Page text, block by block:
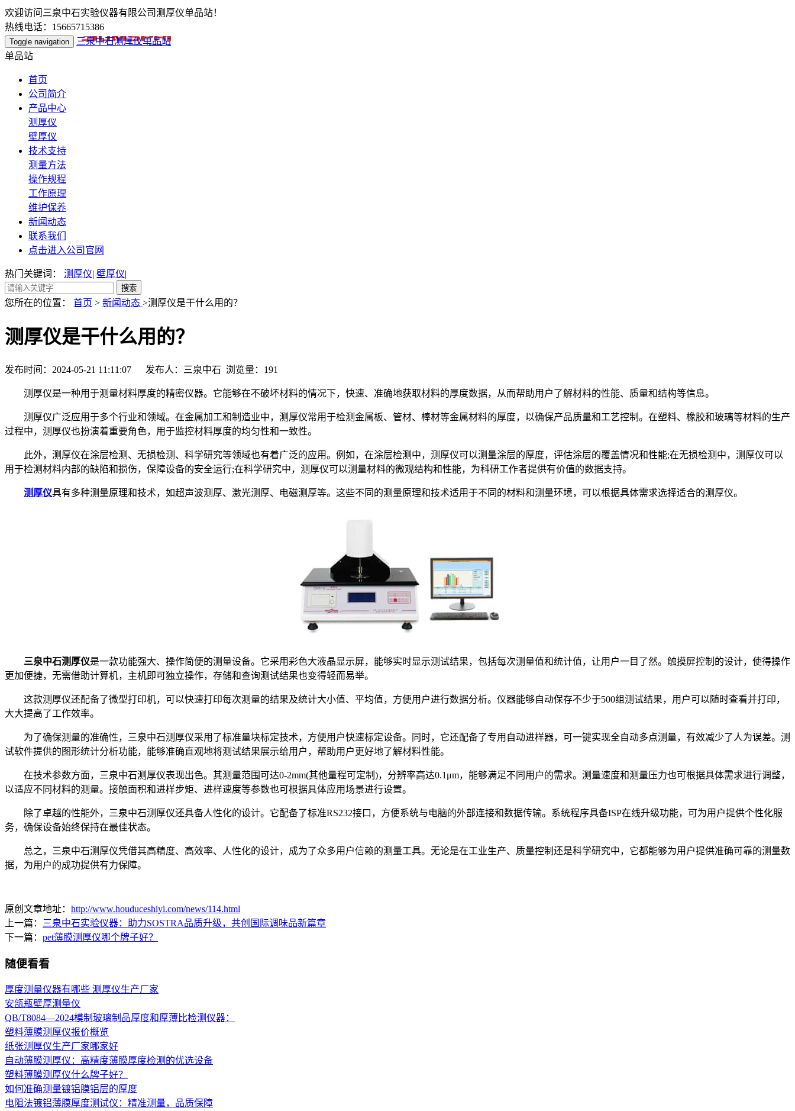
欢迎访问三泉中石实验仪器有限公司测厚仪单品站！
热线电话：15665715386
Toggle navigation
三泉中石测厚仪单品站
单品站
首页
公司简介
产品中心
测厚仪
壁厚仪
技术支持
测量方法
操作规程
工作原理
维护保养
新闻动态
联系我们
点击进入公司官网
热门关键词： 测厚仪| 壁厚仪|
您所在的位置： 首页 > 新闻动态 >测厚仪是干什么用的？
测厚仪是干什么用的？
发布时间：2024-05-21 11:11:07 发布人：三泉中石 浏览量： 191
测厚仪是一种用于测量材料厚度的精密仪器。它能够在不破坏材料的情况下，快速、准确地获取材料的厚度数据，从而帮助用户了解材料的性能、质量和结构等信息。
测厚仪广泛应用于多个行业和领域。在金属加工和制造业中，测厚仪常用于检测金属板、管材、棒材等金属材料的厚度，以确保产品质量和工艺控制。在塑料、橡胶和玻璃等材料的生产
过程中，测厚仪也扮演着重要角色，用于监控材料厚度的均匀性和一致性。
此外，测厚仪在涂层检测、无损检测、科学研究等领域也有着广泛的应用。例如，在涂层检测中，测厚仪可以测量涂层的厚度，评估涂层的覆盖情况和性能;在无损检测中，测厚仪可以
用于检测材料内部的缺陷和损伤，保障设备的安全运行;在科学研究中，测厚仪可以测量材料的微观结构和性能，为科研工作者提供有价值的数据支持。
测厚仪具有多种测量原理和技术，如超声波测厚、激光测厚、电磁测厚等。这些不同的测量原理和技术适用于不同的材料和测量环境，可以根据具体需求选择适合的测厚仪。
三泉中石测厚仪是一款功能强大、操作简便的测量设备。它采用彩色大液晶显示屏，能够实时显示测试结果，包括每次测量值和统计值，让用户一目了然。触摸屏控制的设计，使得操作
更加便捷，无需借助计算机，主机即可独立操作，存储和查询测试结果也变得轻而易举。
这款测厚仪还配备了微型打印机，可以快速打印每次测量的结果及统计大小值、平均值，方便用户进行数据分析。仪器能够自动保存不少于500组测试结果，用户可以随时查看并打印，
大大提高了工作效率。
为了确保测量的准确性，三泉中石测厚仪采用了标准量块标定技术，方便用户快速标定设备。同时，它还配备了专用自动进样器，可一键实现全自动多点测量，有效减少了人为误差。测
试软件提供的图形统计分析功能，能够准确直观地将测试结果展示给用户，帮助用户更好地了解材料性能。
在技术参数方面，三泉中石测厚仪表现出色。其测量范围可达0-2mm(其他量程可定制)，分辨率高达0.1μm，能够满足不同用户的需求。测量速度和测量压力也可根据具体需求进行调整，
以适应不同材料的测量。接触面积和进样步矩、进样速度等参数也可根据具体应用场景进行设置。
除了卓越的性能外，三泉中石测厚仪还具备人性化的设计。它配备了标准RS232接口，方便系统与电脑的外部连接和数据传输。系统程序具备ISP在线升级功能，可为用户提供个性化服
务，确保设备始终保持在最佳状态。
总之，三泉中石测厚仪凭借其高精度、高效率、人性化的设计，成为了众多用户信赖的测量工具。无论是在工业生产、质量控制还是科学研究中，它都能够为用户提供准确可靠的测量数
据，为用户的成功提供有力保障。
原创文章地址： http://www.houduceshiyi.com/news/114.html
上一篇：
三泉中石实验仪器：助力SOSTRA品质升级，共创国际调味品新篇章
下一篇： pet薄膜测厚仪哪个牌子好？
随便看看
厚度测量仪器有哪些 测厚仪生产厂家
安瓿瓶壁厚测量仪
QB/T8084—2024模制玻璃制品厚度和厚薄比检测仪器：
塑料薄膜测厚仪报价概览
纸张测厚仪生产厂家哪家好
自动薄膜测厚仪：高精度薄膜厚度检测的优选设备
塑料薄膜测厚仪什么牌子好？
如何准确测量镀铝膜铝层的厚度
电阻法镀铝薄膜厚度测试仪：精准测量，品质保障